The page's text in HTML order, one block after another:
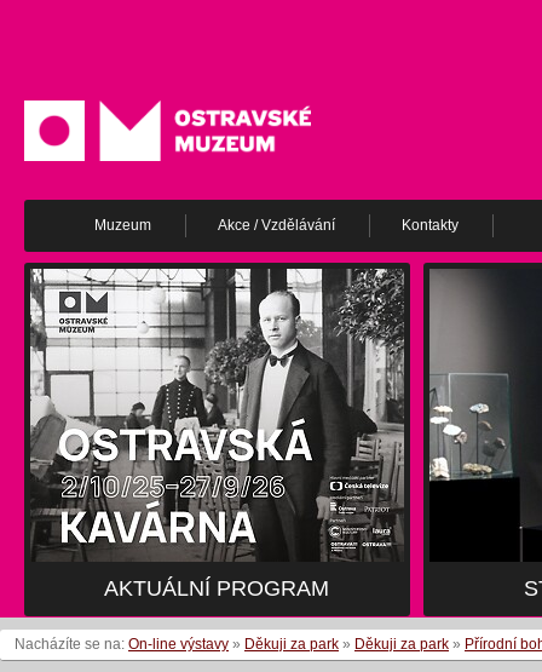
Muzeum Akce / Vzdělávání Kontakty
AKTUÁLNÍ PROGRAM
Nacházíte se na: On-line výstavy » Děkuji za park » Děkuji za park » Přírodní